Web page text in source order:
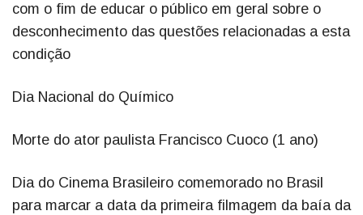
com o fim de educar o público em geral sobre o
desconhecimento das questões relacionadas a esta
condição
Dia Nacional do Químico
Morte do ator paulista Francisco Cuoco (1 ano)
Dia do Cinema Brasileiro comemorado no Brasil
para marcar a data da primeira filmagem da baía da